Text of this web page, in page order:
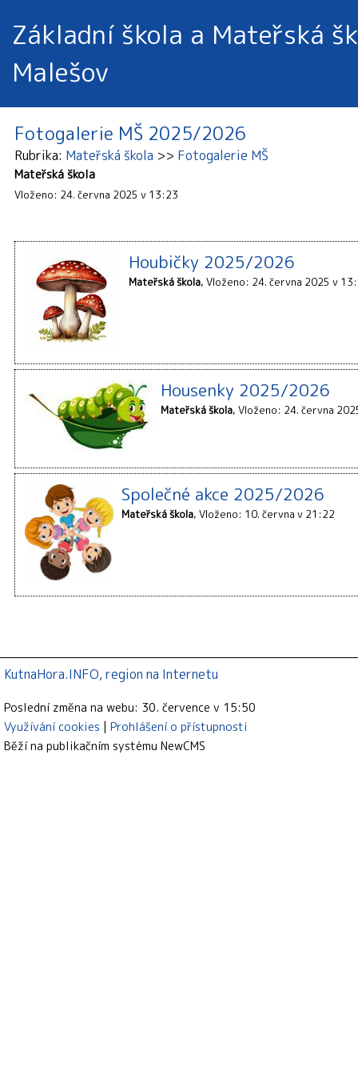
Základní škola a Mateřská
Malešov
Fotogalerie MŠ 2025/2026
Rubrika Mateřská škola Fotogalerie MŠ
Mateřská škola
Vloženo: 24. června 2025 v 13:23
Houbičky 2025/2026
Mateřská škola Vloženo: 24. června 2025 v
Housenky 2025/2026
Mateřská škola Vloženo: 24. června
Společné akce 2025/2026
Mateřská škola Vloženo: 10. června v 21:22
KutnaHora.INFO, region na Internetu
Poslední změna na webu: 30. července v 15:50
Využívání cookies
Prohlášení o přístupnosti
Běží na publikačním systému NewCMS